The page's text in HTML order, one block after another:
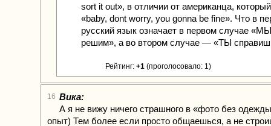
sort it out», в отличии от американца,
«baby, dont worry, you gonna be fine». Что в
русский язык означает в первом случае
решим», а во втором случае — «ТЫ
Рейтинг: +1 (проголосовало: 1)
16 Вика:
А я не вижу ничего страшного в «фото без
опыт) Тем более если просто общаешься, а не